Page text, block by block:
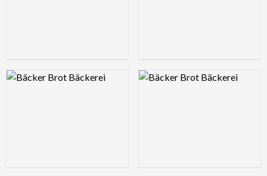
Logo Preview Image Logo Preview Image